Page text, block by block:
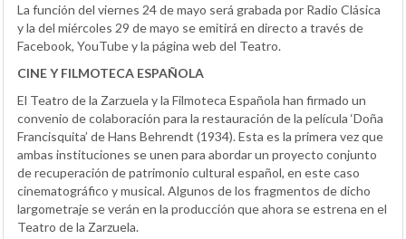
La función del viernes 24 de mayo será grabada por Radio Clásica
y la del miércoles 29 de mayo se emitirá en directo a través de
Facebook, YouTube y la página web del Teatro.
CINE Y FILMOTECA ESPAÑOLA
El Teatro de la Zarzuela y la Filmoteca Española han firmado un
convenio de colaboración para la restauración de la película ‘Doña
Francisquita’ de Hans Behrendt (1934). Esta es la primera vez que
ambas instituciones se unen para abordar un proyecto conjunto
de recuperación de patrimonio cultural español, en este caso
cinematográfico y musical. Algunos de los fragmentos de dicho
largometraje se verán en la producción que ahora se estrena en el
Teatro de la Zarzuela.